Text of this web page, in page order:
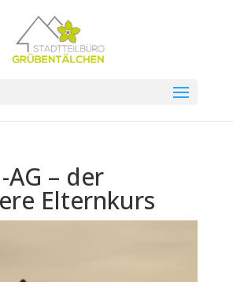
AG – der
Elternkurs